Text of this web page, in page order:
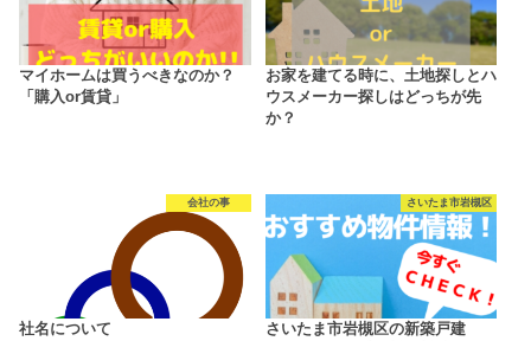
マイホームは買うべきなのか？
「購入or賃貸」
お家を建てる時に、土地探しとハ
ウスメーカー探しはどっちが先
か？
会社の事
社名について
さいたま市岩槻区
さいたま市岩槻区の新築戸建